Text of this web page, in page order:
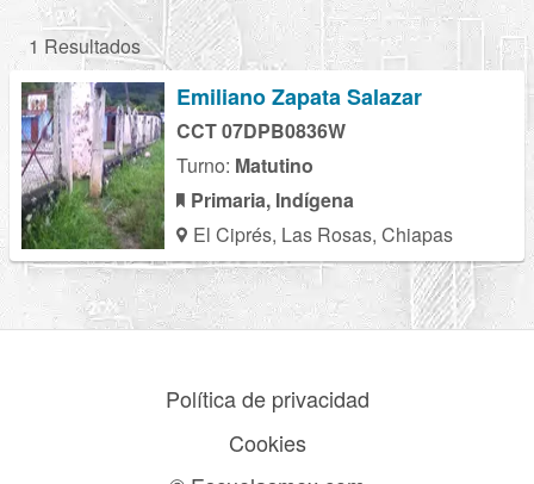
1 Resultados
Emiliano Zapata Salazar
CCT 07DPB0836W
Turno: Matutino
Primaria, Indígena
El Ciprés, Las Rosas, Chiapas
Política de privacidad
Cookies